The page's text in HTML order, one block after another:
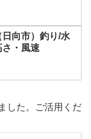
日向市）釣り/水
・風速
した。ご活用くだ